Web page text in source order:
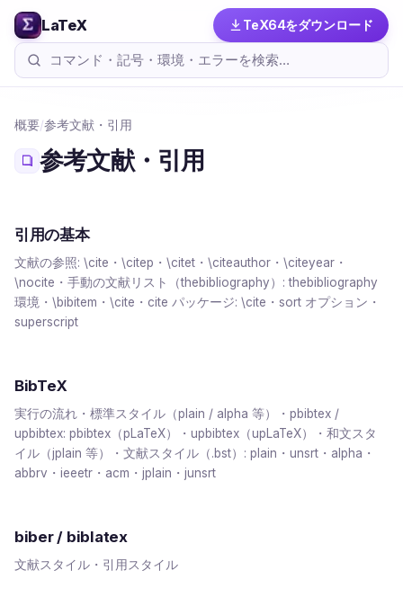
LaTeX TeX64をダウンロード
概要/参考文献・引用
参考文献・引用
引用の基本
文献の参照: \cite・\citep・\citet・\citeauthor・\citeyear・
\nocite・手動の文献リスト（thebibliography）: thebibliography
環境・\bibitem・\cite・cite パッケージ: \cite・sort オプション・
superscript
BibTeX
実行の流れ・標準スタイル（plain / alpha 等）・pbibtex /
upbibtex: pbibtex（pLaTeX）・upbibtex（upLaTeX）・和文スタ
イル（jplain 等）・文献スタイル（.bst）: plain・unsrt・alpha・
abbrv・ieeetr・acm・jplain・junsrt
biber / biblatex
文献スタイル・引用スタイル